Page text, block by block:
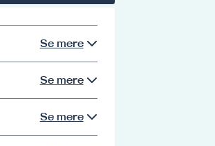
Se mere
Se mere
Se mere